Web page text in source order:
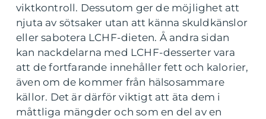
viktkontroll. Dessutom ger de möjlighet att
njuta av sötsaker utan att känna skuldkänslor
eller sabotera LCHF-dieten. Å andra sidan
kan nackdelarna med LCHF-desserter vara
att de fortfarande innehåller fett och kalorier,
även om de kommer från hälsosammare
källor. Det är därför viktigt att äta dem i
måttliga mängder och som en del av en